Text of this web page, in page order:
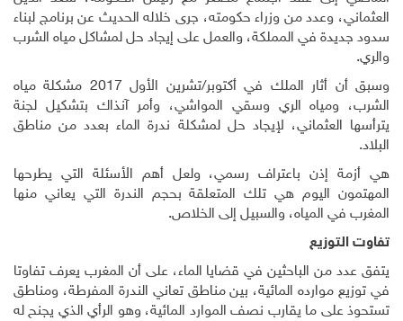
العثماني، وعدد من وزراء حكومته، جرى خلاله الحديث عن برنامج لبناء
سدود جديدة في المملكة، والعمل على إيجاد حل لمشاكل مياه الشرب
والري.
وسبق أن أثار الملك في أكتوبر/تشرين الأول 2017 مشكلة مياه
الشرب، ومياه الري وسقي المواشي، وأمر آنذاك بتشكيل لجنة
يترأسها العثماني، لإيجاد حل لمشكلة ندرة الماء بعدد من مناطق
البلاد.
هي أزمة إذن باعتراف رسمي، ولعل أهم الأسئلة التي يطرحها
المهتمون اليوم هي تلك المتعلقة بحجم الندرة التي يعاني منها
المغرب في المياه، والسبيل إلى الخلاص.
تفاوت التوزيع
يتفق عدد من الباحثين في قضايا الماء، على أن المغرب يعرف تفاوتا
في توزيع موارده المائية، بين مناطق تعاني الندرة المفرطة، ومناطق
تستحوذ على ما يقارب نصف الموارد المائية، وهو الرأي الذي يجنح له